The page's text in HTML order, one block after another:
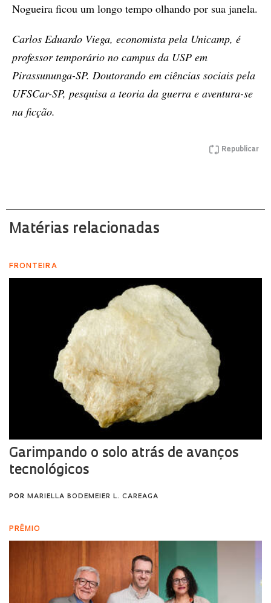
Nogueira ficou um longo tempo olhando por sua janela.
Carlos Eduardo Viega, economista pela Unicamp, é
professor temporário no campus da USP em
Pirassununga-SP. Doutorando em ciências sociais pela
UFSCar-SP, pesquisa a teoria da guerra e aventura-se
na ficção.
Republicar